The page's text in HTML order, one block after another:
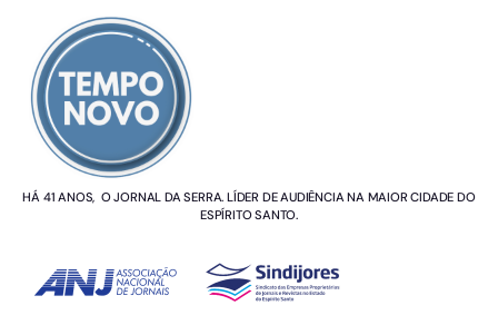
HÁ 41 ANOS, O JORNAL DA SERRA. LÍDER DE AUDIÊNCIA NA MAIOR CIDADE DO
ESPÍRITO SANTO.